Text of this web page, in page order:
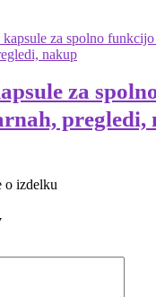
za
pregledi,
o izdelku